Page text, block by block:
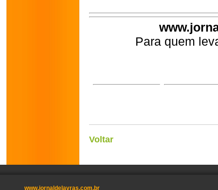
Para quem
Voltar
www.jornaldelavras.com.br